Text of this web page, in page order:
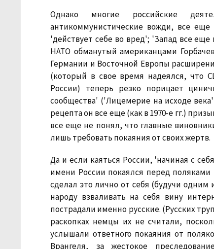
Однако многие российские
антикоммунистические вожди, все
'действует себе во вред'; 'Запад все
НАТО обманутый американцами
Германии и Восточной Европы
(который в свое время надеялся, что
России) теперь резко порицает
сообщества' ('Лицемерие на исходе
рецепта он все еще (как в 1970-е гг.)
все еще не понял, что главные
лишь требовать покаяния от своих жертв.
Да и если каяться России, 'начиная с
имени России покаялся перед
сделал это лично от себя (будучи
народу взваливать на себя вину
пострадали именно русские. (Русских
раскопках немцы их не считали,
услышали ответного покаяния от
Врангеля, за жестокое